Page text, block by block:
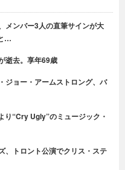
メンバー3人の直筆サインが大
…
逝去。享年69歳
ジョー・アームストロング、バ
り“Cry Ugly”のミュージック・
、トロント公演でクリス・ステ